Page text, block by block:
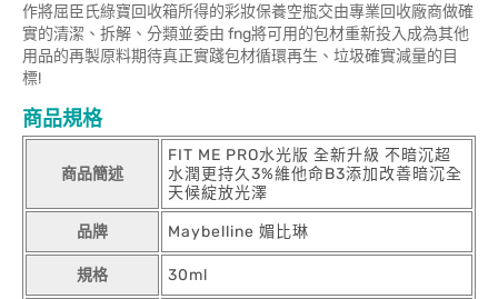
作將屈臣氏綠寶回收箱所得的彩妝保養空瓶交由專業回收廠商做確
實的清潔、拆解、分類並委由 fng將可用的包材重新投入成為其他
用品的再製原料期待真正實踐包材循環再生、垃圾確實減量的目
標!
商品規格
商品簡述
FIT ME PRO水光版 全新升級 不暗沉超
水潤更持久3%維他命B3添加改善暗沉全
天候綻放光澤
品牌 Maybelline 媚比琳
規格 30ml